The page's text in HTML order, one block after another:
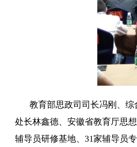
教育部思政司司长冯刚、综
处长林鑫德、安徽省教育厅思
辅导员研修基地、31家辅导员